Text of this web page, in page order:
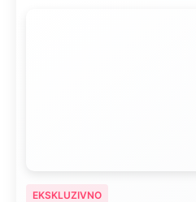
EKSKLUZIVNO